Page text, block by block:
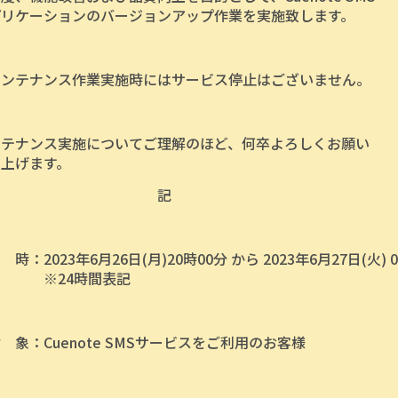
ケーションのバージョンアップ作業を実施致します。
テナンス作業実施時にはサービス停止はございません。
ナンス実施についてご理解のほど、何卒よろしくお願い
げます。
：2023年6月26日(月)20時00分 から 2023年6月27日(火)
時間表記
：Cuenote SMSサービスをご利用のお客様